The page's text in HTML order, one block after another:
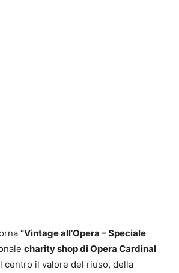
“Vintage all’Opera – Speciale
charity shop di Opera Cardinal
centro il valore del riuso, della